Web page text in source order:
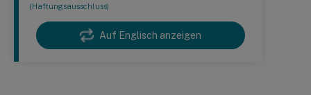
(Haftungsausschluss)
Auf Englisch anzeigen